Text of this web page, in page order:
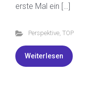
erste Mal ein […]
Perspektive, TOP
Weiterlesen